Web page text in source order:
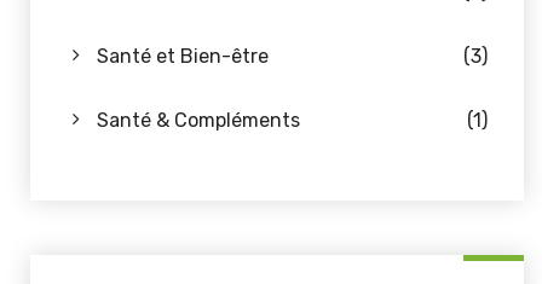
Santé et Bien-être (3)
Santé & Compléments (1)